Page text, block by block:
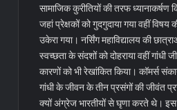
सामाजिक कुरीतियों की तरफ ध्यानाकर्षण
जहां प्रेक्षकों को गुदगुदाया गया वहीं विषय
उकेरा गया। नर्सिंग महाविद्यालय की
स्वच्छता के संदशों को दोहराया वहीं गांधी
कारणों को भी रेखांकित किया। कॉमर्स संकाय
गांधी के जीवन के तीन प्रसंगों की जीवंत
क्यों अंग्रेज भारतीयों से घृणा करते थे।